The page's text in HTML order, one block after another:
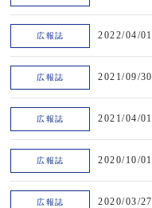
広報誌 2022/04/01
広報誌 2021/09/30
広報誌 2021/04/01
広報誌 2020/10/01
広報誌 2020/03/27